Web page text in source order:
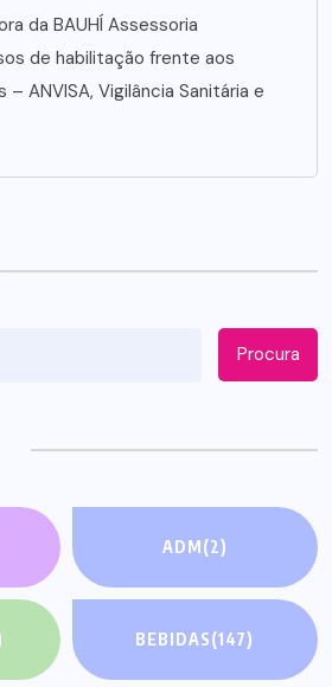
da BAUHÍ Assessoria
de habilitação frente aos
– ANVISA, Vigilância Sanitária e
Procura
ADM(2)
BEBIDAS(147)